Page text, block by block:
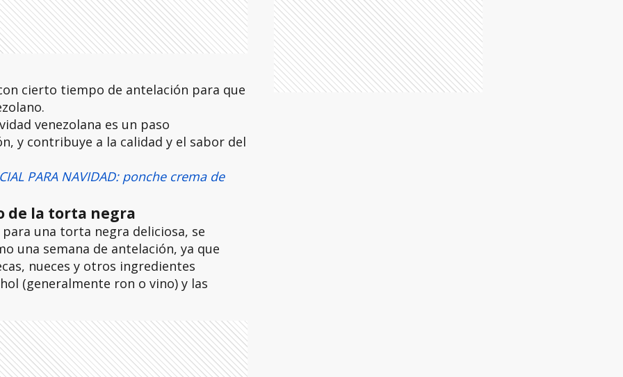
cierto tiempo de antelación para que
venezolana es un paso
y contribuye a la calidad y el sabor del
PARA NAVIDAD: ponche crema de
de la torta negra
una torta negra deliciosa, se
una semana de antelación, ya que
nueces y otros ingredientes
(generalmente ron o vino) y las